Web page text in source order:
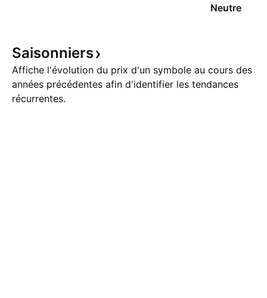
Neutre
Saisonniers
Affiche l'évolution du prix d'un symbole au cours des
années précédentes afin d'identifier les tendances
récurrentes.